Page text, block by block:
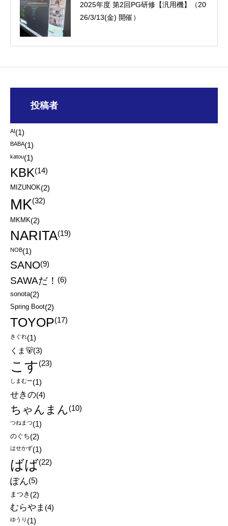
2025年度 第2回PG研修【汎用機】（20
26/3/13(金) 開催）
投稿者
AI(1)
BABA(1)
katou(1)
KBK(14)
MIZUNOK(2)
MK(32)
MKMK(2)
NARITA(19)
NOB(1)
SANO(9)
SAWAだ！ (6)
sonota(2)
Spring Boot(2)
TOYOP(17)
きぐれ(1)
くま🐻(3)
こす(23)
しまむー(1)
せきの(4)
ちゃんまん(10)
つねまつ(1)
のぐち(2)
はせかず(1)
ばば(22)
ぽん(5)
まつき (2)
むらやま (4)
ゆうり (1)